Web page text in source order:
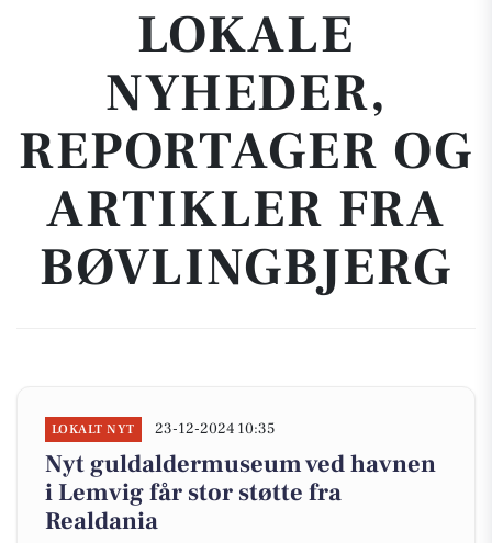
LOKALE
NYHEDER,
REPORTAGER OG
ARTIKLER FRA
BØVLINGBJERG
LOKALT NYT 23-12-2024 10:35
Nyt guldaldermuseum ved havnen
i Lemvig får stor støtte fra
Realdania